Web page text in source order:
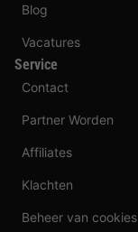
Blog
Vacatures
Service
Contact
Partner Worden
Affiliates
Klachten
Beheer van cookies